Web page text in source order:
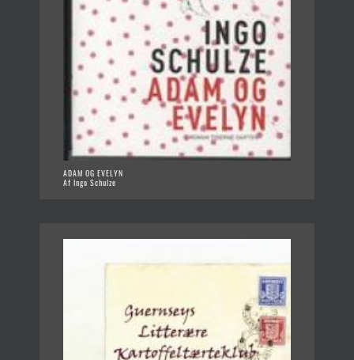
ADAM OG EVELYN
Af Ingo Schulze